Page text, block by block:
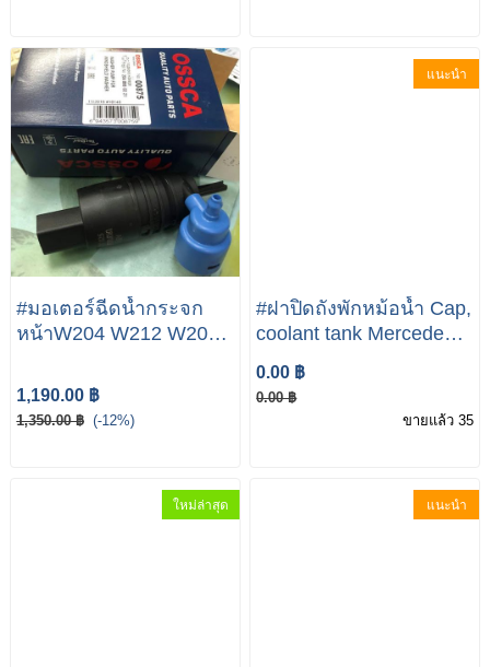
ENGINE
#มอเตอร์ฉีดน้ำกระจก
หน้าW204 W212 W207 |
E220 E250
1,190.00 ฿
1,350.00 ฿ (-12%)
แนะนำ
#ฝาปิดถังพักหม้อน้ำ Cap,
coolant tank Mercedes-
0.00 ฿
0.00 ฿
ขายแล้ว 35
ใหม่ล่าสุด แนะนำ